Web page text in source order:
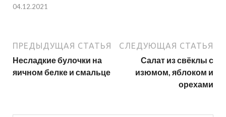
04.12.2021
ПРЕДЫДУЩАЯ СТАТЬЯ
Несладкие булочки на
яичном белке и смальце
СЛЕДУЮЩАЯ СТАТЬЯ
Салат из свёклы с
изюмом, яблоком и
орехами